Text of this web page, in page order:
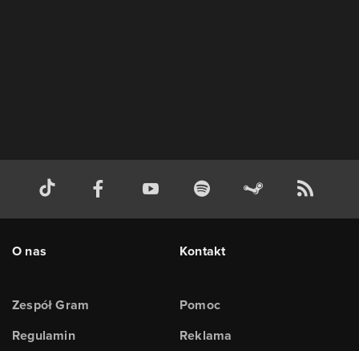
O nas
Zespół Gram
Regulamin
Kontakt
Pomoc
Reklama